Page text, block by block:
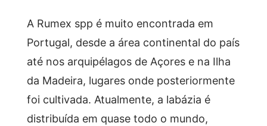
A Rumex spp é muito encontrada em
Portugal, desde a área continental do país
até nos arquipélagos de Açores e na Ilha
da Madeira, lugares onde posteriormente
foi cultivada. Atualmente, a labázia é
distribuída em quase todo o mundo,